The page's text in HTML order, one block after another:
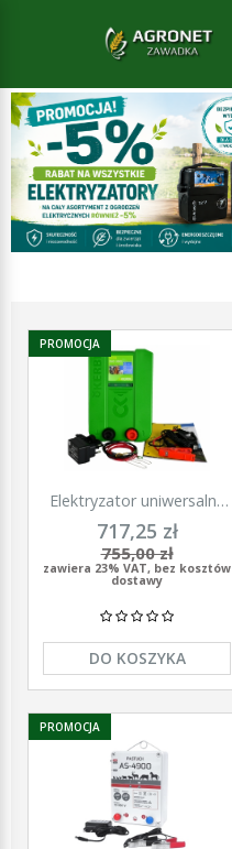
Elektryzator uniwersalny
TITAN DUO 3000, dla
koni, bydła, owiec i kóz,
2,0 J, Kerbl
717,25 zł
755,00 zł
zawiera 23% VAT, bez kosztów
dostawy
DO KOSZYKA
PROMOCJA
PROMOCJA